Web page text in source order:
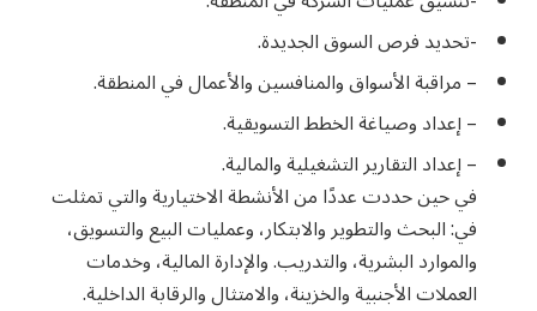
-تحديد فرص السوق الجديدة.
– مراقبة الأسواق والمنافسين والأعمال في المنطقة.
– إعداد وصياغة الخطط التسويقية.
– إعداد التقارير التشغيلية والمالية.
في حين حددت عددًا من الأنشطة الاختيارية والتي تمثلت
في: البحث والتطوير والابتكار، وعمليات البيع والتسويق،
والموارد البشرية، والتدريب. والإدارة المالية، وخدمات
العملات الأجنبية والخزينة، والامتثال والرقابة الداخلية.